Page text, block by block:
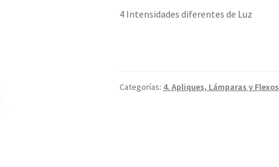
4 Intensidades diferentes de Luz
Categorías: 4. Apliques, Lámparas y Flexos